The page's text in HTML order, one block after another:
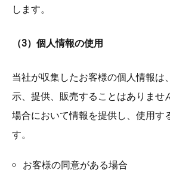
します。
（3）個人情報の使用
当社が収集したお客様の個人情報は
示、提供、販売することはありませ
場合において情報を提供し、使用す
す。
お客様の同意がある場合